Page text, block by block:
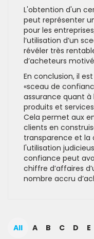
L'obtention d'un
peut représenter
pour les
l’utilisation d’un
révéler très
d’acheteurs
En conclusion, il
«sceau de
assurance quant
produits et
Cela permet aux
clients en
transparence et la
l'utilisation
confiance peut
chiffre d’affaires
nombre accru
All A B C D E